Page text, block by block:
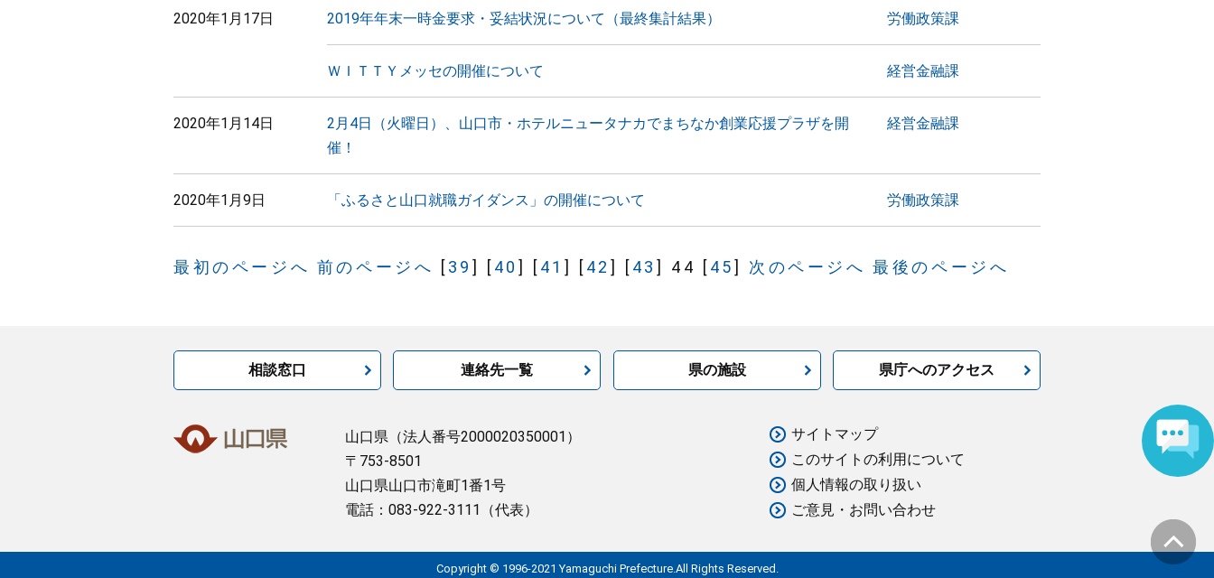
2020年1月17日 2019年年末一時金要求・妥結状況について（最終集計結果） 労働政策課
ＷＩＴＴＹメッセの開催について 経営金融課
2020年1月14日
2月4日（火曜日）、山口市・ホテルニュータナカでまちなか創業応援プラザを開
催！
経営金融課
2020年1月9日 「ふるさと山口就職ガイダンス」の開催について 労働政策課
最初のページへ 前のページへ [ 39 ] [ 40 ] [ 41 ] [ 42 ] [ 43 ] 44 [ 45] 次のページへ 最後のページへ
相談窓口 連絡先一覧 県の施設 県庁へのアクセス
山口県 （法人番号2000020350001）
〒753-8501
山口県山口市滝町1番1号
電話：083-922-3111（代表）
サイトマップ
このサイトの利用について
個人情報の取り扱い
ご意見・お問い合わせ
Copyright © 1996-2021 Yamaguchi Prefecture.All Rights Reserved.